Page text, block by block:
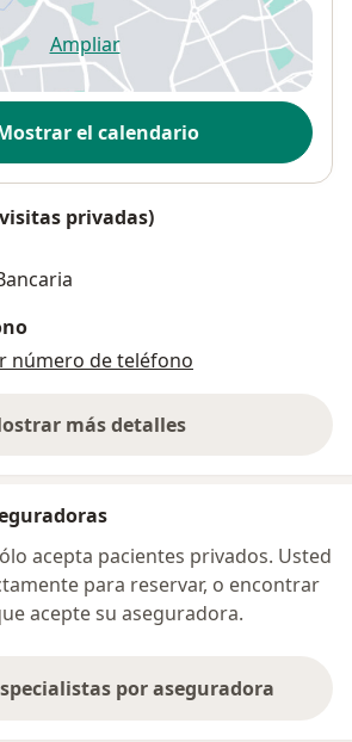
Ampliarse abre en una nueva
el calendario
privadas)
número de teléfono
más detalles
sobre la dirección
acepta pacientes privados. Usted
para reservar, o encontrar
acepte su aseguradora.
por aseguradora